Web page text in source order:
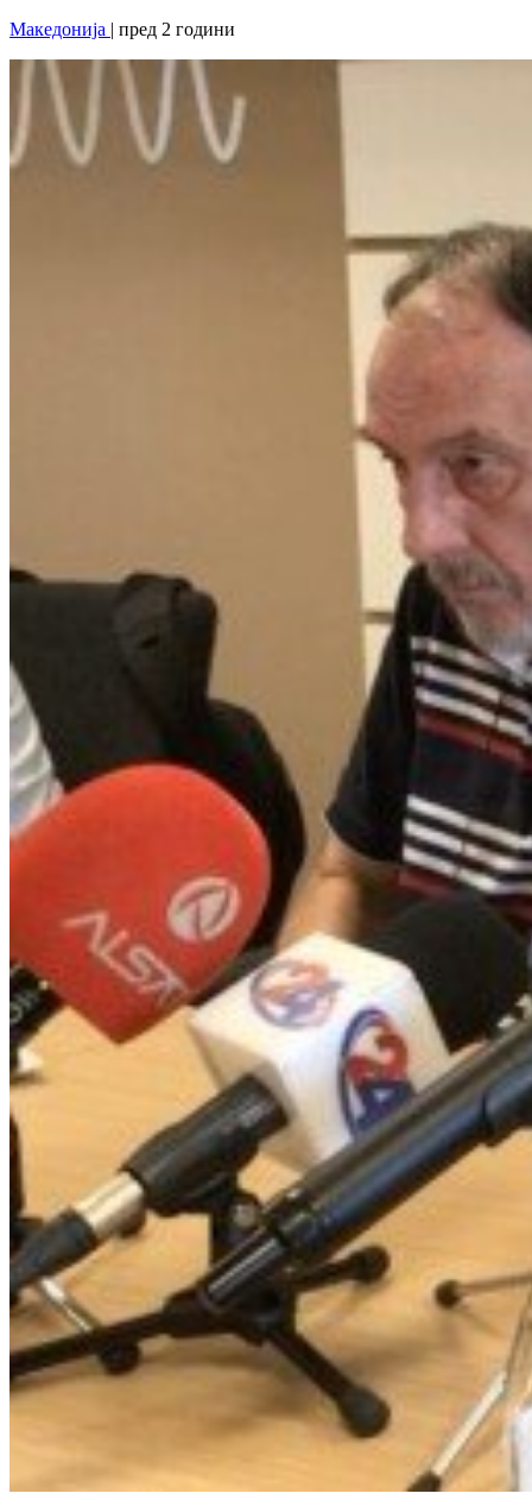
Македонија | пред 2 години